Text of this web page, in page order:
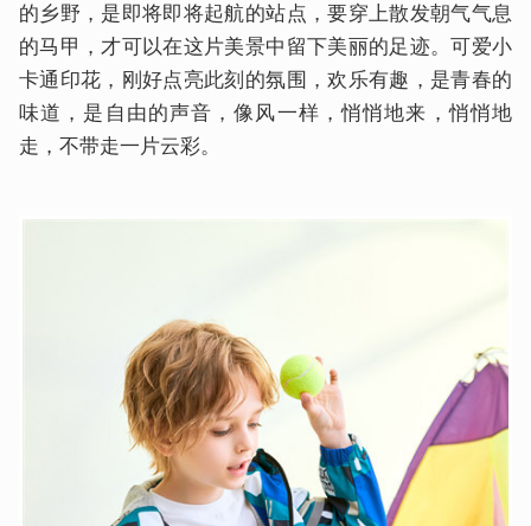
的乡野，是即将即将起航的站点，要穿上散发朝气气息
的马甲，才可以在这片美景中留下美丽的足迹。可爱小
卡通印花，刚好点亮此刻的氛围，欢乐有趣，是青春的
味道，是自由的声音，像风一样，悄悄地来，悄悄地
走，不带走一片云彩。